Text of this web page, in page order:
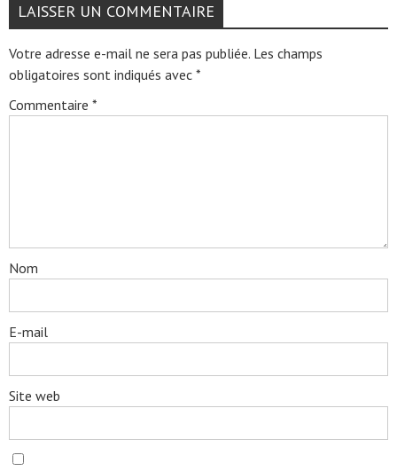
LAISSER UN COMMENTAIRE
Votre adresse e-mail ne sera pas publiée. Les champs
obligatoires sont indiqués avec *
Commentaire *
Nom
E-mail
Site web